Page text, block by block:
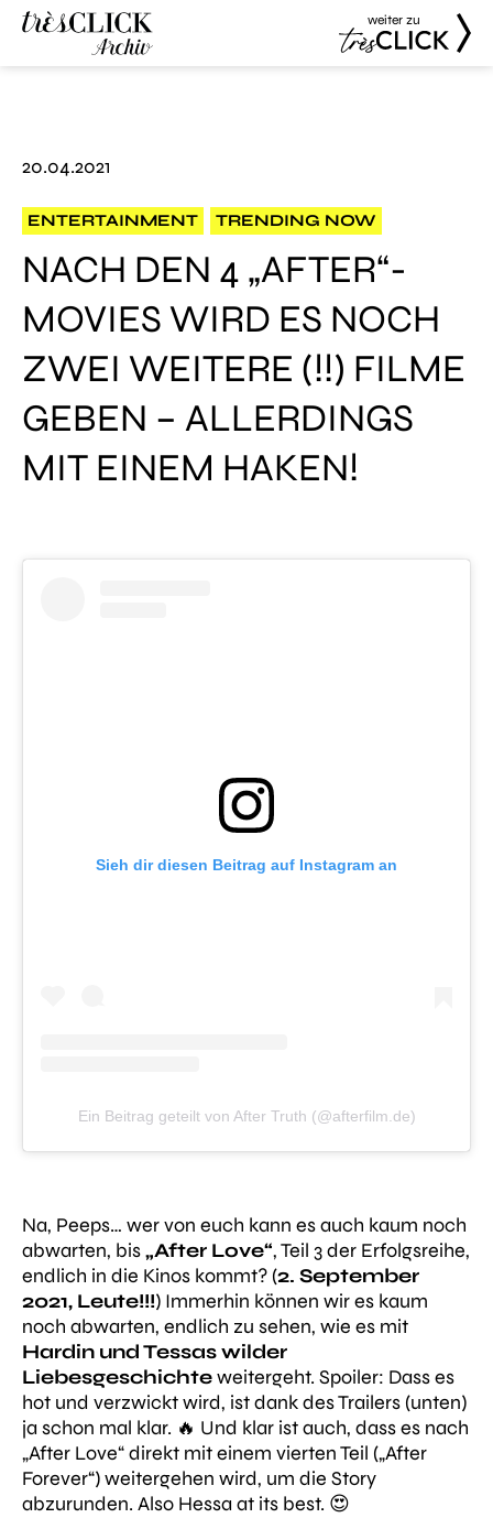
weiter zu
20.04.2021
ENTERTAINMENT TRENDING NOW
NACH DEN 4 „AFTER“-
MOVIES WIRD ES NOCH
ZWEI WEITERE (!!) FILME
GEBEN – ALLERDINGS
MIT EINEM HAKEN!
Sieh dir diesen Beitrag auf Instagram an
Ein Beitrag geteilt von After Truth (@afterfilm.de)
Na, Peeps… wer von euch kann es auch kaum noch
abwarten, bis„After Love“, Teil 3 der Erfolgsreihe,
endlich in die Kinos kommt? (2. September
2021, Leute!!!) Immerhin können wir es kaum
noch abwarten, endlich zu sehen, wie es mit
Hardin und Tessas wilder
Liebesgeschichteweitergeht. Spoiler: Dass es
hot und verzwickt wird, ist dank des Trailers (unten)
ja schon mal klar. 🔥 Und klar ist auch, dass es nach
„After Love“ direkt mit einem vierten Teil („After
Forever“) weitergehen wird, um die Story
abzurunden. Also Hessa at its best. 😍